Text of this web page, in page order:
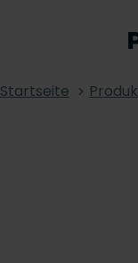
Startseite